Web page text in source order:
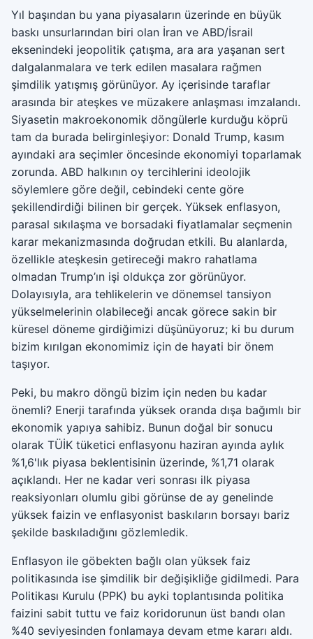
Yıl başından bu yana piyasaların üzerinde en büyük
baskı unsurlarından biri olan İran ve ABD/İsrail
eksenindeki jeopolitik çatışma, ara ara yaşanan sert
dalgalanmalara ve terk edilen masalara rağmen
şimdilik yatışmış görünüyor. Ay içerisinde taraflar
arasında bir ateşkes ve müzakere anlaşması imzalandı.
Siyasetin makroekonomik döngülerle kurduğu köprü
tam da burada belirginleşiyor: Donald Trump, kasım
ayındaki ara seçimler öncesinde ekonomiyi toparlamak
zorunda. ABD halkının oy tercihlerini ideolojik
söylemlere göre değil, cebindeki cente göre
şekillendirdiği bilinen bir gerçek. Yüksek enflasyon,
parasal sıkılaşma ve borsadaki fiyatlamalar seçmenin
karar mekanizmasında doğrudan etkili. Bu alanlarda,
özellikle ateşkesin getireceği makro rahatlama
olmadan Trump’ın işi oldukça zor görünüyor.
Dolayısıyla, ara tehlikelerin ve dönemsel tansiyon
yükselmelerinin olabileceği ancak görece sakin bir
küresel döneme girdiğimizi düşünüyoruz; ki bu durum
bizim kırılgan ekonomimiz için de hayati bir önem
taşıyor.
Peki, bu makro döngü bizim için neden bu kadar
önemli? Enerji tarafında yüksek oranda dışa bağımlı bir
ekonomik yapıya sahibiz. Bunun doğal bir sonucu
olarak TÜİK tüketici enflasyonu haziran ayında aylık
%1,6'lık piyasa beklentisinin üzerinde, %1,71 olarak
açıklandı. Her ne kadar veri sonrası ilk piyasa
reaksiyonları olumlu gibi görünse de ay genelinde
yüksek faizin ve enflasyonist baskıların borsayı bariz
şekilde baskıladığını gözlemledik.
Enflasyon ile göbekten bağlı olan yüksek faiz
politikasında ise şimdilik bir değişikliğe gidilmedi. Para
Politikası Kurulu (PPK) bu ayki toplantısında politika
faizini sabit tuttu ve faiz koridorunun üst bandı olan
%40 seviyesinden fonlamaya devam etme kararı aldı.